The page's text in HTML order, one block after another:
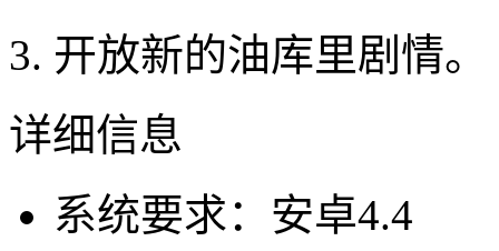
3. 开放新的油库里剧情。
详细信息
系统要求：安卓4.4